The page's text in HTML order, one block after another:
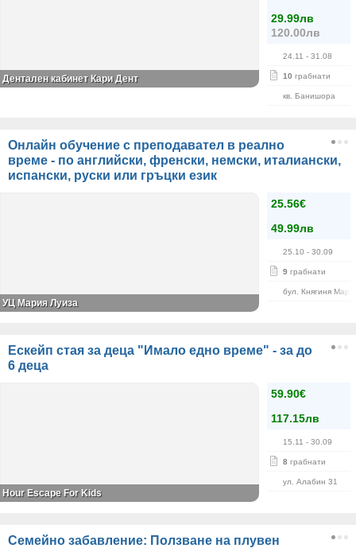
29.99лв
120.00лв
24.11 - 31.08
10 грабнати
кв. Банишора
Дентален кабинет Кари Дент
Онлайн обучение с преподавател в реално
време - по английски, френски, немски, италиански,
испански, руски или гръцки език
25.56€
49.99лв
25.10 - 30.09
9 грабнати
бул. Княгиня
УЦ Мария Луиза
Ескейп стая за деца "Имало едно време" - за до
6 деца
59.90€
117.15лв
15.11 - 30.09
8 грабнати
ул. Алабин 31
Hour Escape For Kids
Семейно забавление: Ползване на плувен